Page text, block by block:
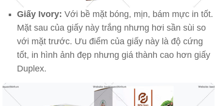
Giấy Ivory: Với bề mặt bóng, mịn, bám mực in tốt.
Mặt sau của giấy này trắng nhưng hơi sần sùi so
với mặt trước. Ưu điểm của giấy này là độ cứng
tốt, in hình ảnh đẹp nhưng giá thành cao hơn giấy
Duplex.